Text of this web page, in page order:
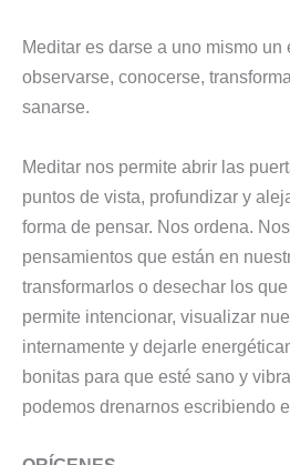
Meditar es darse a uno mismo
observarse, conocerse,
sanarse.
Meditar nos permite abrir las
puntos de vista, profundizar y
forma de pensar. Nos ordena.
pensamientos que están en
transformarlos o desechar los
permite intencionar, visualizar
internamente y dejarle
bonitas para que esté sano y
podemos drenarnos escribiendo